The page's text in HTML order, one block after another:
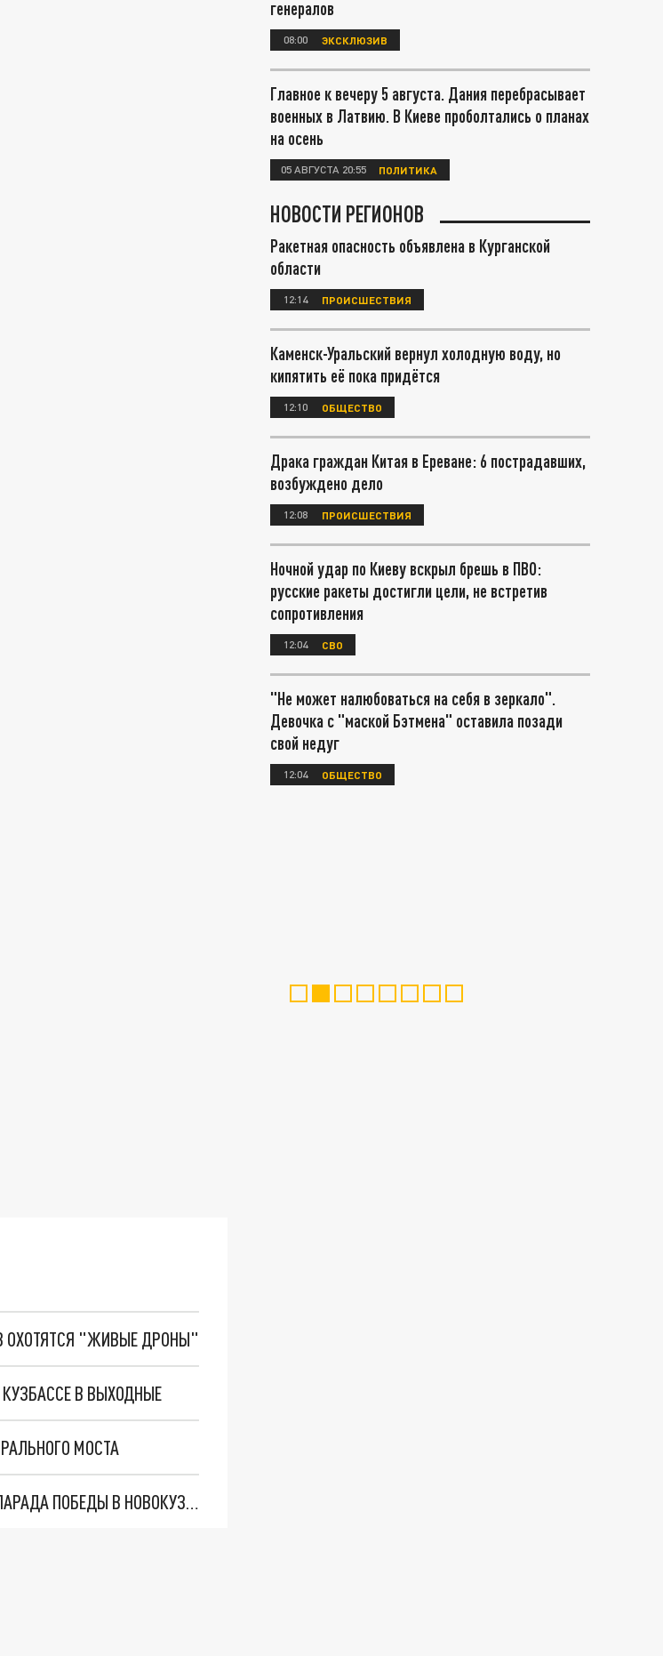
ОХОТЯТСЯ "ЖИВЫЕ ДРОНЫ"
В ВЫХОДНЫЕ
МОСТА
УЧАСТНИК СВО УПРАВЛЯЛ ЗНАМЕНИТЫМ ТАНКОМ Т-34 ВО ВРЕМЯ ПАРАДА ПОБЕДЫ В НОВОКУЗНЕЦКЕ
генералов
08:00 ЭКСКЛЮЗИВ
Главное к вечеру 5 августа. Дания перебрасывает
военных в Латвию. В Киеве проболтались о планах
на осень
05 АВГУСТА 20:55 ПОЛИТИКА
НОВОСТИ РЕГИОНОВ
Ракетная опасность объявлена в Курганской
области
12:14 ПРОИСШЕСТВИЯ
Каменск-Уральский вернул холодную воду, но
кипятить её пока придётся
12:10 ОБЩЕСТВО
Драка граждан Китая в Ереване: 6 пострадавших,
возбуждено дело
12:08 ПРОИСШЕСТВИЯ
Ночной удар по Киеву вскрыл брешь в ПВО:
русские ракеты достигли цели, не встретив
сопротивления
12:04 СВО
"Не может налюбоваться на себя в зеркало".
Девочка с "маской Бэтмена" оставила позади
свой недуг
12:04 ОБЩЕСТВО